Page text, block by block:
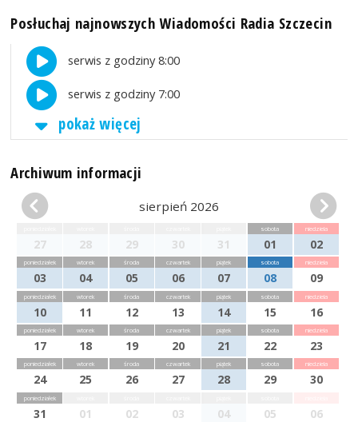
Posłuchaj najnowszych Wiadomości Radia Szczecin
serwis z godziny 8:00
serwis z godziny 7:00
pokaż więcej
Archiwum informacji
sierpień 2026
27 28 29 30 31
sobota
01
niedziela
02
poniedziałek
03
wtorek
04
środa
05
czwartek
06
piątek
07
sobota
08
niedziela
09
poniedziałek
10
wtorek
11
środa
12
czwartek
13
piątek
14
sobota
15
niedziela
16
poniedziałek
17
wtorek
18
środa
19
czwartek
20
piątek
21
sobota
22
niedziela
23
poniedziałek
24
wtorek
25
środa
26
czwartek
27
piątek
28
sobota
29
niedziela
30
poniedziałek
31 01 02 03 04 05 06